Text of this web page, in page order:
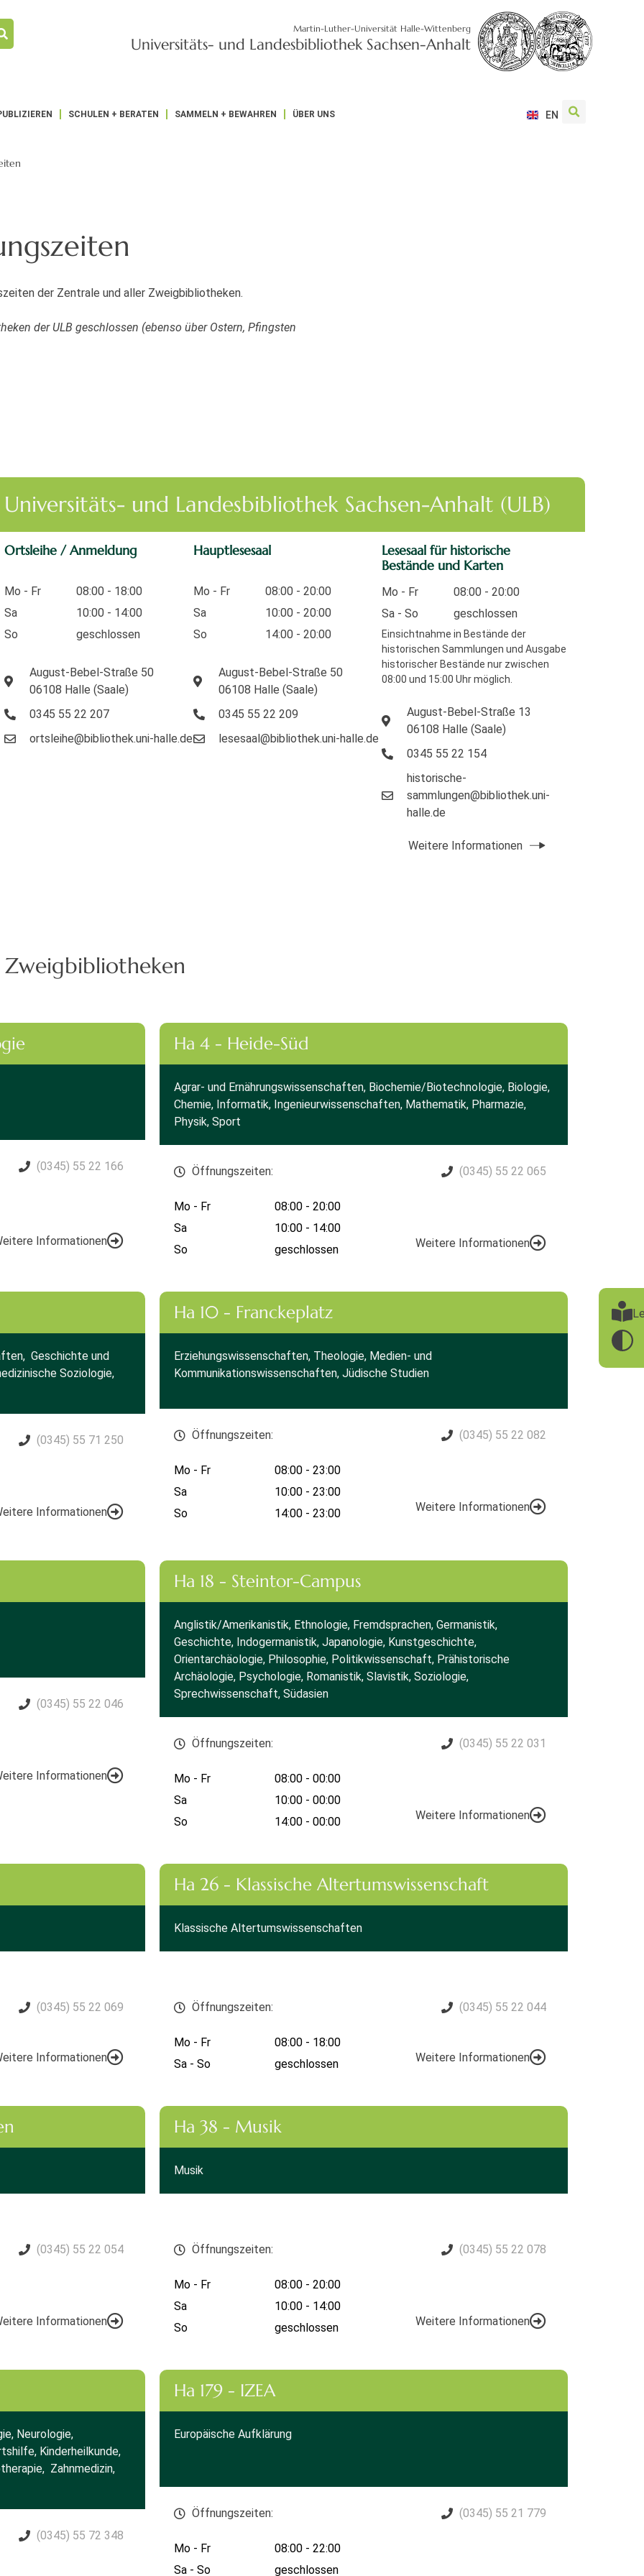
Martin-Luther-Universität Halle-Wittenberg
Universitäts- und Landesbibliothek Sachsen-Anhalt
SCHULEN + BERATEN SAMMELN + BEWAHREN ÜBER UNS EN
der Zentrale und aller Zweig­bibliotheken.
der ULB geschlossen (ebenso über Ostern, Pfingsten
Universitäts- und Landesbibliothek Sachsen-Anhalt (ULB)
Ortsleihe / Anmeldung
Mo - Fr
08:00 - 18:00
Sa
10:00 - 14:00
So
geschlossen
August-Bebel-Straße 50
06108 Halle (Saale)
0345 55 22 207
ortsleihe@bibliothek.uni-halle.de
Hauptlesesaal
Mo - Fr
08:00 - 20:00
Sa
10:00 - 20:00
So
14:00 - 20:00
August-Bebel-Straße 50
06108 Halle (Saale)
0345 55 22 209
lesesaal@bibliothek.uni-halle.de
Lesesaal für historische
Bestände und Karten
Mo - Fr
08:00 - 20:00
Sa - So
geschlossen
Einsichtnahme in Bestände der
historischen Sammlungen und Ausgabe
historischer Bestände nur zwischen
08:00 und 15:00 Uhr möglich.
August-Bebel-Straße 13
06108 Halle (Saale)
0345 55 22 154
historische-
sammlungen@bibliothek.uni-
halle.de
Weitere Informationen
(0345) 55 22 166
Informationen
Ha 4 - Heide-Süd
Agrar- und Ernährungswissenschaften, Biochemie/Biotechnologie, Biologie,
Chemie, Informatik, Ingenieurwissenschaften, Mathematik, Pharmazie,
Physik, Sport
Öffnungszeiten:
Mo - Fr
08:00 - 20:00
Sa
10:00 - 14:00
So
geschlossen
(0345) 55 22 065
Weitere Informationen
Geschichte und
Soziologie,
(0345) 55 71 250
Informationen
Ha 10 - Franckeplatz
Erziehungswissenschaften, Theologie, Medien- und
Kommunikationswissenschaften, Jüdische Studien
Öffnungszeiten:
Mo - Fr
08:00 - 23:00
Sa
10:00 - 23:00
So
14:00 - 23:00
(0345) 55 22 082
Weitere Informationen
(0345) 55 22 046
Informationen
Ha 18 - Steintor-Campus
Anglistik/Amerikanistik, Ethnologie, Fremdsprachen, Germanistik,
Geschichte, Indogermanistik, Japanologie, Kunstgeschichte,
Orientarchäologie, Philosophie, Politikwissenschaft, Prähistorische
Archäologie, Psychologie, Romanistik, Slavistik, Soziologie,
Sprechwissenschaft, Südasien
Öffnungszeiten:
Mo - Fr
08:00 - 00:00
Sa
10:00 - 00:00
So
14:00 - 00:00
(0345) 55 22 031
Weitere Informationen
(0345) 55 22 069
Informationen
Ha 26 - Klassische Altertumswissenschaft
Klassische Altertumswissenschaften
Öffnungszeiten:
Mo - Fr
08:00 - 18:00
Sa - So
geschlossen
(0345) 55 22 044
Weitere Informationen
(0345) 55 22 054
Informationen
Ha 38 - Musik
Musik
Öffnungszeiten:
Mo - Fr
08:00 - 20:00
Sa
10:00 - 14:00
So
geschlossen
(0345) 55 22 078
Weitere Informationen
Neurologie,
Kinderheilkunde,
Zahnmedizin,
(0345) 55 72 348
Ha 179 - IZEA
Europäische Aufklärung
Öffnungszeiten:
Mo - Fr
08:00 - 22:00
Sa - So
geschlossen
(0345) 55 21 779